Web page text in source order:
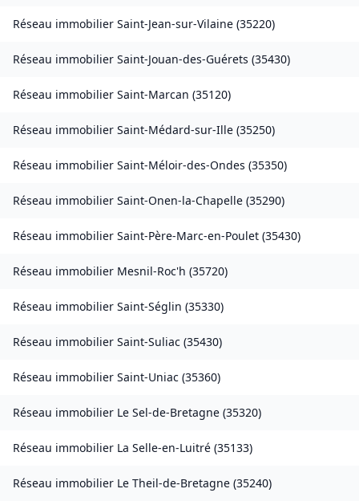
Réseau immobilier Saint-Jean-sur-Vilaine (35220)
Réseau immobilier Saint-Jouan-des-Guérets (35430)
Réseau immobilier Saint-Marcan (35120)
Réseau immobilier Saint-Médard-sur-Ille (35250)
Réseau immobilier Saint-Méloir-des-Ondes (35350)
Réseau immobilier Saint-Onen-la-Chapelle (35290)
Réseau immobilier Saint-Père-Marc-en-Poulet (35430)
Réseau immobilier Mesnil-Roc'h (35720)
Réseau immobilier Saint-Séglin (35330)
Réseau immobilier Saint-Suliac (35430)
Réseau immobilier Saint-Uniac (35360)
Réseau immobilier Le Sel-de-Bretagne (35320)
Réseau immobilier La Selle-en-Luitré (35133)
Réseau immobilier Le Theil-de-Bretagne (35240)